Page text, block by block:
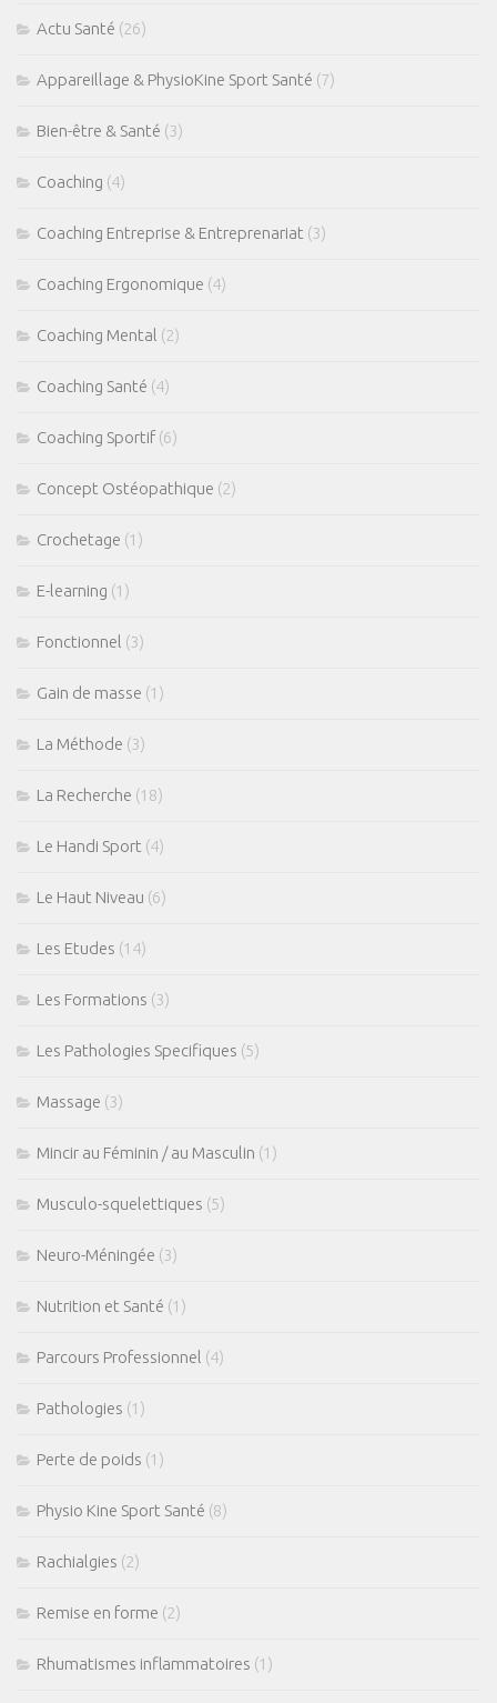
Actu Santé (26)
Appareillage & PhysioKine Sport Santé (7)
Bien-être & Santé (3)
Coaching (4)
Coaching Entreprise & Entreprenariat (3)
Coaching Ergonomique (4)
Coaching Mental (2)
Coaching Santé (4)
Coaching Sportif(6)
Concept Ostéopathique (2)
Crochetage (1)
E-learning (1)
Fonctionnel (3)
Gain de masse (1)
La Méthode (3)
La Recherche (18)
Le Handi Sport (4)
Le Haut Niveau (6)
Les Etudes (14)
Les Formations (3)
Les Pathologies Specifiques (5)
Massage (3)
Mincir au Féminin / au Masculin (1)
Musculo-squelettiques (5)
Neuro-Méningée (3)
Nutrition et Santé (1)
Parcours Professionnel (4)
Pathologies (1)
Perte de poids (1)
Physio Kine Sport Santé (8)
Rachialgies (2)
Remise en forme (2)
Rhumatismes inflammatoires (1)